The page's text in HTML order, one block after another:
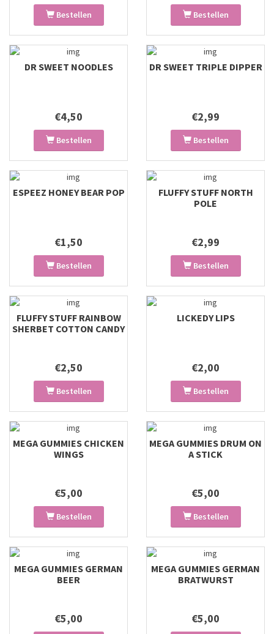
Bestellen Bestellen
DR SWEET NOODLES
€4,50
Bestellen
DR SWEET TRIPLE DIPPER
€2,99
Bestellen
ESPEEZ HONEY BEAR POP
€1,50
Bestellen
FLUFFY STUFF NORTH
POLE
€2,99
Bestellen
FLUFFY STUFF RAINBOW
SHERBET COTTON CANDY
€2,50
Bestellen
LICKEDY LIPS
€2,00
Bestellen
MEGA GUMMIES CHICKEN
WINGS
€5,00
Bestellen
MEGA GUMMIES DRUM ON
A STICK
€5,00
Bestellen
MEGA GUMMIES GERMAN
BEER
€5,00
MEGA GUMMIES GERMAN
BRATWURST
€5,00